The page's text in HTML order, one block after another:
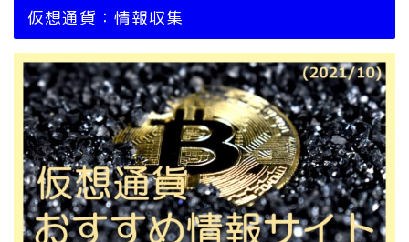
仮想通貨：情報収集